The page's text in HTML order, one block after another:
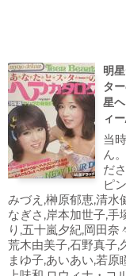
明
タ
星
ィ
当
ん
だ
ピ
みづえ,榊原郁恵,清水
なぎさ,岸本加世子,手
り,五十嵐夕紀,岡田奈
荒木由美子,石野真子,
まゆ子,あいあい,若